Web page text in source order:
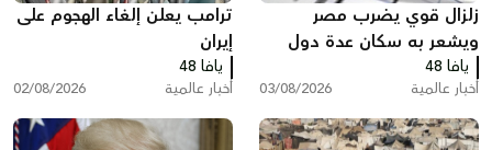
زلزال قوي يضرب مصر
ويشعر به سكان عدة دول
يافا 48
أخبار عالمية 03/08/2026
ترامب يعلن إلغاء الهجوم على
إيران
يافا 48
أخبار عالمية 02/08/2026